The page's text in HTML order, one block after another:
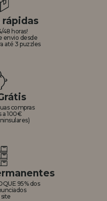
rápidas
48 horas!
envio desde
até 3 puzzles
compras
a 100€
95% dos